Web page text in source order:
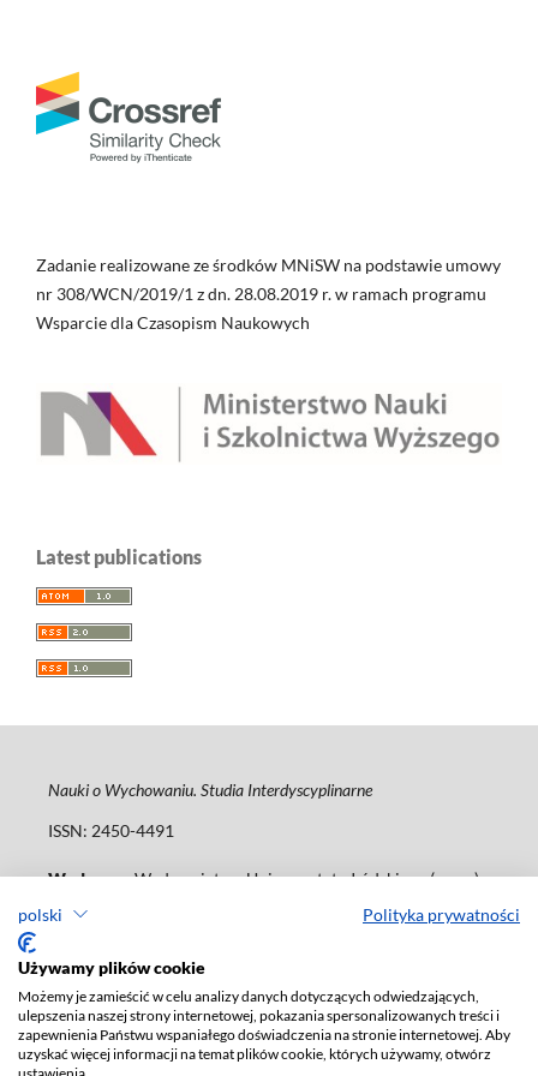
polski Polityka prywatności
Używamy plików cookie
Możemy je zamieścić w celu analizy danych dotyczących odwiedzających,
ulepszenia naszej strony internetowej, pokazania spersonalizowanych treści i
zapewnienia Państwu wspaniałego doświadczenia na stronie internetowej. Aby
uzyskać więcej informacji na temat plików cookie, których używamy, otwórz
Zadanie realizowane ze środków MNiSW na podstawie umowy
nr 308/WCN/2019/1 z dn. 28.08.2019 r. w ramach programu
Wsparcie dla Czasopism Naukowych
Latest publications
Nauki o Wychowaniu. Studia Interdyscyplinarne
ISSN: 2450-4491
Wydawca: Wydawnictwo Uniwersytetu Łódzkiego (www)
Tel.: 42 235 01 65, fax: 42 66 55 86
Deklaracja dostępności